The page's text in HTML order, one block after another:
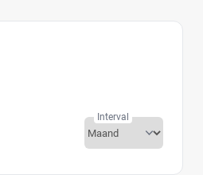
Interval